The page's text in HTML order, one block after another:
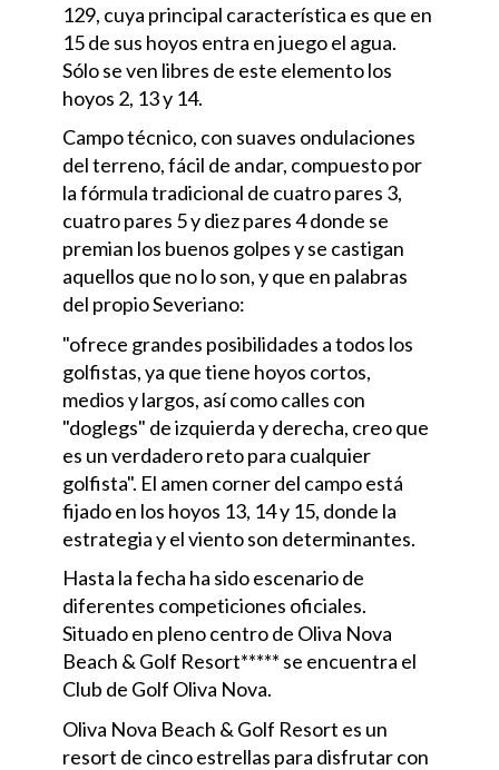
129, cuya principal característica es que en
15 de sus hoyos entra en juego el agua.
Sólo se ven libres de este elemento los
hoyos 2, 13 y 14.
Campo técnico, con suaves ondulaciones
del terreno, fácil de andar, compuesto por
la fórmula tradicional de cuatro pares 3,
cuatro pares 5 y diez pares 4 donde se
premian los buenos golpes y se castigan
aquellos que no lo son, y que en palabras
del propio Severiano:
"ofrece grandes posibilidades a todos los
golfistas, ya que tiene hoyos cortos,
medios y largos, así como calles con
"doglegs" de izquierda y derecha, creo que
es un verdadero reto para cualquier
golfista". El amen corner del campo está
fijado en los hoyos 13, 14 y 15, donde la
estrategia y el viento son determinantes.
Hasta la fecha ha sido escenario de
diferentes competiciones oficiales.
Situado en pleno centro de Oliva Nova
Beach & Golf Resort***** se encuentra el
Club de Golf Oliva Nova.
Oliva Nova Beach & Golf Resort es un
resort de cinco estrellas para disfrutar con